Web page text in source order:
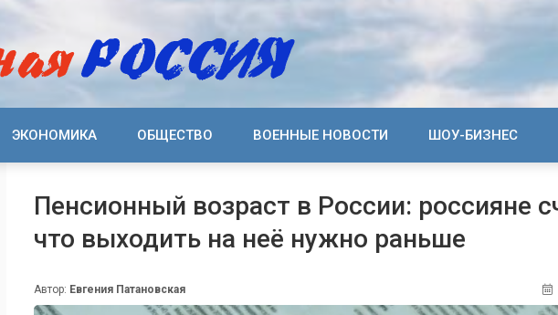
ЭКОНОМИКА ОБЩЕСТВО ВОЕННЫЕ НОВОСТИ ШОУ-БИЗНЕС
Пенсионный возраст в России: россияне
что выходить на неё нужно раньше
Автор: Евгения Патановская